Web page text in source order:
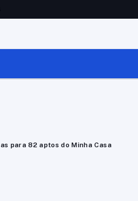
para 82 aptos do Minha Casa